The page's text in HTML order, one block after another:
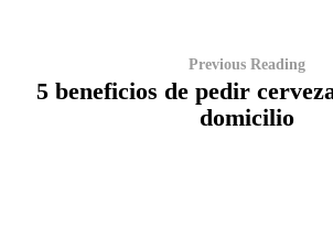
Previous Reading
5 beneficios de pedir
domicilio